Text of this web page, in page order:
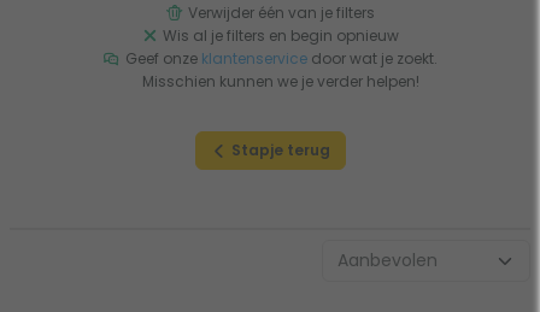
Verwijder één van je filters
Wis al je filters en begin opnieuw
Geef onze klantenservicedoor wat je zoekt.
Misschien kunnen we je verder helpen!
Stapje terug